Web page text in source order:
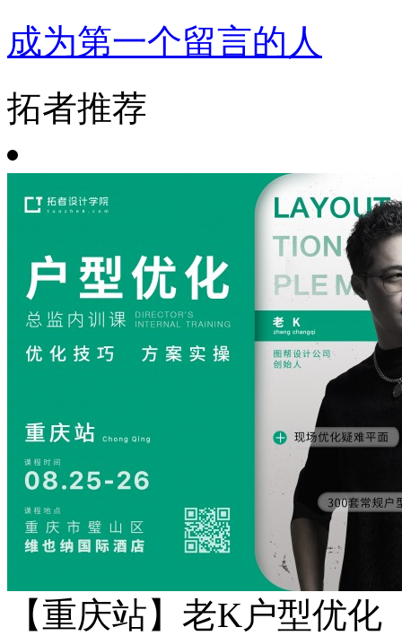
成为第一个留言的人
拓者推荐
【重庆站】老K户型优化